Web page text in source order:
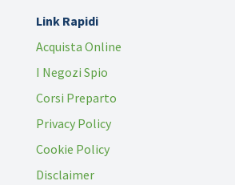
Link Rapidi
Acquista Online
I Negozi Spio
Corsi Preparto
Privacy Policy
Cookie Policy
Disclaimer